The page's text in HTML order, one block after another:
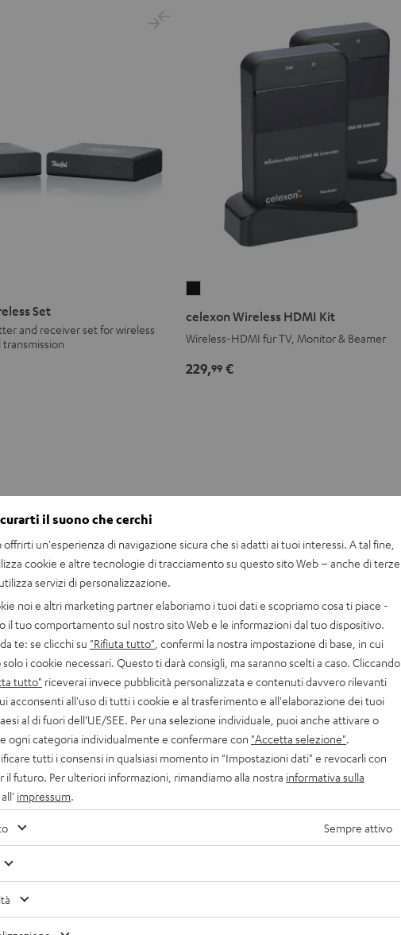
Set
and receiver set for wireless
Wireless
Kit
Nero
celexon Wireless HDMI Kit
Wireless-HDMI für TV, Monitor & Beamer
229,99 €
il suono che cerchi
offrirti un'esperienza di navigazione sicura che si adatti ai tuoi interessi. A tal fine,
cookie e altre tecnologie di tracciamento su questo sito Web – anche di terze
servizi di personalizzazione.
noi e altri marketing partner elaboriamo i tuoi dati e scopriamo cosa ti piace -
il tuo comportamento sul nostro sito Web e le informazioni dal tuo dispositivo.
te: se clicchi su "Rifiuta tutto" , confermi la nostra impostazione di base, in cui
i cookie necessari. Questo ti darà consigli, ma saranno scelti a caso. Cliccando
tutto" riceverai invece pubblicità personalizzata e contenuti davvero rilevanti
acconsenti all'uso di tutti i cookie e al trasferimento e all'elaborazione dei tuoi
al di fuori dell’UE/SEE. Per una selezione individuale, puoi anche attivare o
ogni categoria individualmente e confermare con "Accetta selezione".
tutti i consensi in qualsiasi momento in "Impostazioni dati" e revocarli con
il futuro. Per ulteriori informazioni, rimandiamo alla nostra informativa sulla
impressum.
Sempre attivo